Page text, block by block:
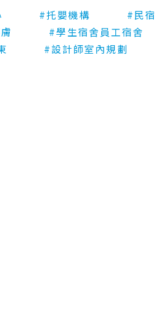
#托嬰機構 #民宿
#學生宿舍員工宿舍
#設計師室內規劃